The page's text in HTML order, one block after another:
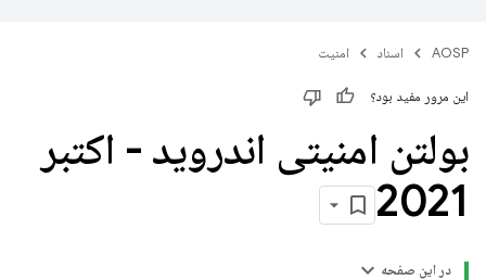
AOSP اسناد امنیت
این مرور مفید بود؟
بولتن امنیتی اندروید - اکتبر
2021
در این صفحه